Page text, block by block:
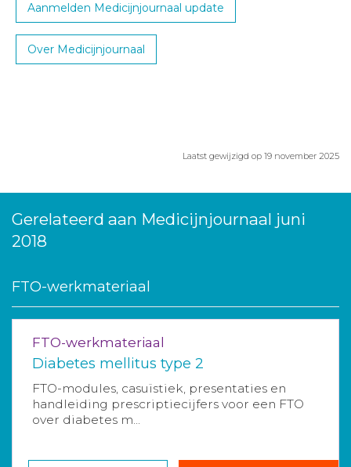
Aanmelden Medicijnjournaal update
Over Medicijnjournaal
Laatst gewijzigd op 19 november 2025
Gerelateerd aan Medicijnjournaal juni
2018
FTO-werkmateriaal
FTO-werkmateriaal
Diabetes mellitus type 2
FTO-modules, casuïstiek, presentaties en
handleiding prescriptiecijfers voor een FTO
over diabetes m...